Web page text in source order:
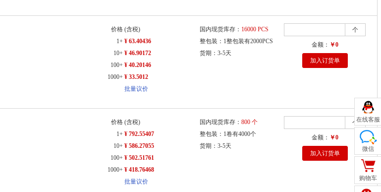
价格 (含税)
1+ ¥ 63.40436
10+ ¥ 46.90172
100+ ¥ 40.20146
1000+ ¥ 33.5012
批量议价
国内现货库存： 16000 PCS
整包装：1整包装有2000PCS
货期：3-5天
个
金额： ￥0
加入订货单
价格 (含税)
1+ ¥ 792.55407
10+ ¥ 586.27055
100+ ¥ 502.51761
1000+ ¥ 418.76468
批量议价
国内现货库存： 800 个
整包装：1卷有4000个
货期：3-5天
个
金额： ￥0
加入订货单
在线客服
微信
购物车